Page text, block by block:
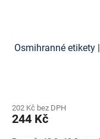
Osmihranné etikety
202 Kč bez DPH
244 Kč